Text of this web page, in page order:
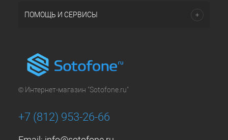
ПОМОЩЬ И СЕРВИСЫ
© Интернет-магазин "Sotofone.ru"
+7 (812) 953-26-66